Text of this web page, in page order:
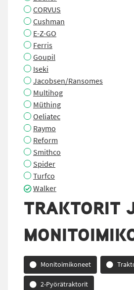
CORVUS
Cushman
E-Z-GO
Ferris
Goupil
Iseki
Jacobsen/Ransomes
Multihog
Müthing
Oeliatec
Raymo
Reform
Smithco
Spider
Turfco
Walker
TRAKTORIT
Monitoimikoneet
2-Pyörätraktorit